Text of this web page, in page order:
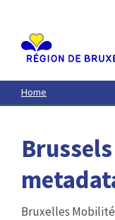
contenu
principal
Home
Bruxelles Mobilité